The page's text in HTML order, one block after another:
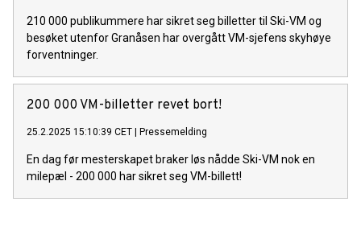
210 000 publikummere har sikret seg billetter til Ski-VM og
besøket utenfor Granåsen har overgått VM-sjefens skyhøye
forventninger.
200 000 VM-billetter revet bort!
25.2.2025 15:10:39 CET | Pressemelding
En dag før mesterskapet braker løs nådde Ski-VM nok en
milepæl - 200 000 har sikret seg VM-billett!